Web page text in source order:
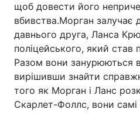
щоб довести його
вбивства.Морган залучає
давнього друга, Ланса
поліцейського, який
Разом вони занурюються
вирішивши знайти
того як Морган і Ланс
Скарлет-Фоллс, вони